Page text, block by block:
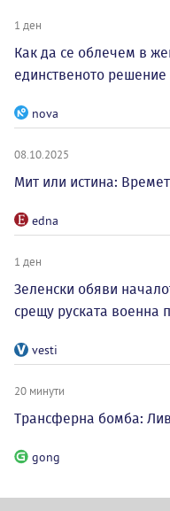
1 ден
Как да се облечем в
единственото
nova
08.10.2025
Мит или истина:
edna
1 ден
Зеленски обяви
срещу руската военна
vesti
20 минути
Трансферна бомба:
gong